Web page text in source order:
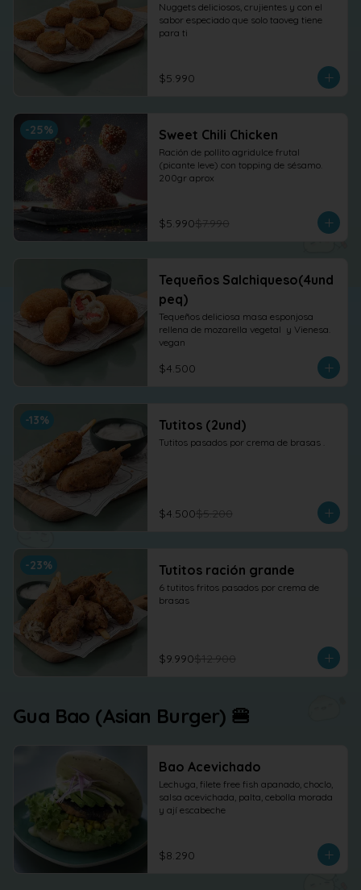
Nuggets deliciosos, crujientes y con el
sabor especiado que solo taoveg tiene
para ti
$5.990
-25% Sweet Chili Chicken
Ración de pollito agridulce frutal
(picante leve) con topping de sésamo.
200gr aprox
$5.990$7.990
Tequeños Salchiqueso(4und
peq)
Tequeños deliciosa masa esponjosa
rellena de mozarella vegetal  y Vienesa.
vegan
$4.500
-13% Tutitos (2und)
Tutitos pasados por crema de brasas .
$4.500$5.200
-23% Tutitos ración grande
6 tutitos fritos pasados por crema de
brasas
$9.990$12.900
Gua Bao (Asian Burger) 🍔
Bao Acevichado
Lechuga, filete free fish apanado, choclo,
salsa acevichada, palta, cebolla morada
y ají escabeche
$8.290